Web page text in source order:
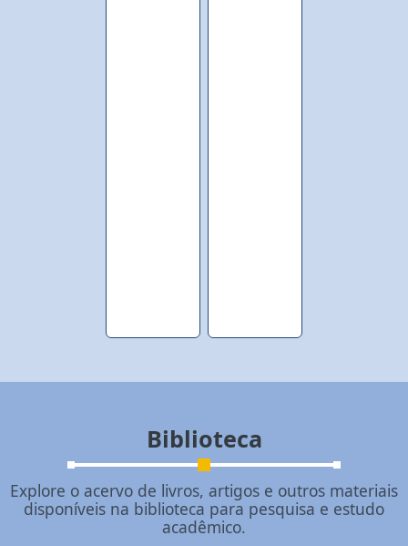
Biblioteca
Explore o acervo de livros, artigos e outros materiais
disponíveis na biblioteca para pesquisa e estudo
acadêmico.